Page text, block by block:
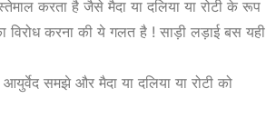
करता है जैसे मैदा या दलिया या रोटी के रूप
करना की ये गलत है ! साड़ी लड़ाई बस यही
समझे और मैदा या दलिया या रोटी को